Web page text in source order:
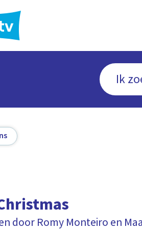
door Romy Monteiro en